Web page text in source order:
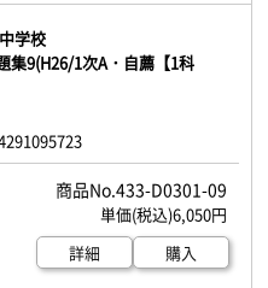
学校
集9(H26/1次A・自薦【1科
433-D0301-09
6,050円
詳細
購入